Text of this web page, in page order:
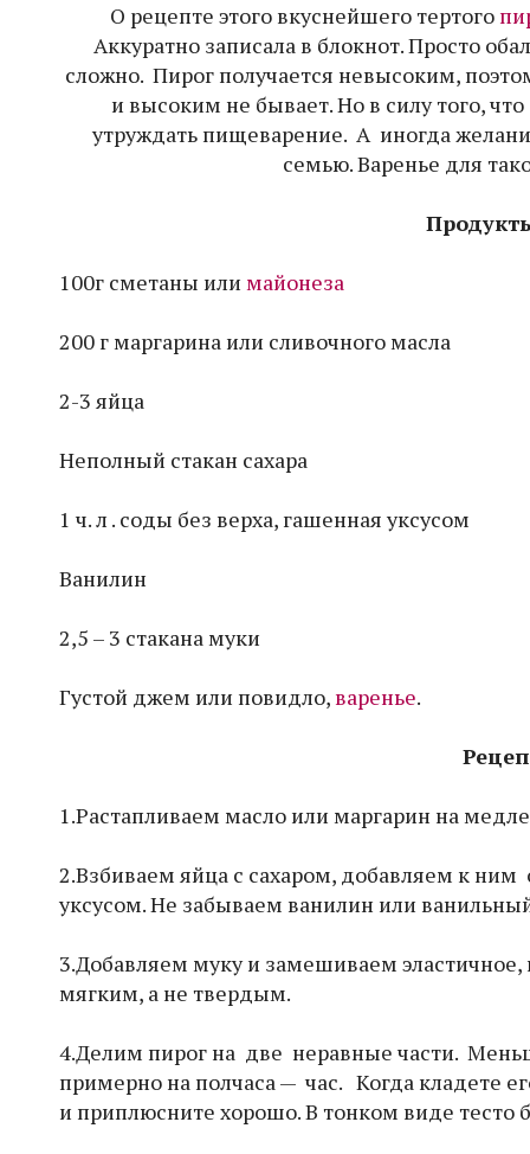
О рецепте этого вкуснейшего тертого
Аккуратно записала в блокнот. Просто
сложно. Пирог получается невысоким,
и высоким не бывает. Но в силу того,
утруждать пищеварение. А иногда
семью. Варенье для
100г сметаны или майонеза
200 г маргарина или сливочного масла
2-3 яйца
Неполный стакан сахара
1 ч. л . соды без верха, гашенная уксусом
Ванилин
2,5 – 3 стакана муки
Густой джем или повидло,варенье.
1.Растапливаем масло или маргарин на
2.Взбиваем яйца с сахаром, добавляем к
уксусом. Не забываем ванилин или
3.Добавляем муку и замешиваем
мягким, а не твердым.
4.Делим пирог на две неравные части.
примерно на полчаса — час. Когда кладете
и приплюсните хорошо. В тонком виде тесто